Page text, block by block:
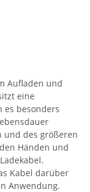
Aufladen und
eine
es besonders
und des größeren
Händen und
Kabel darüber
Anwendung.